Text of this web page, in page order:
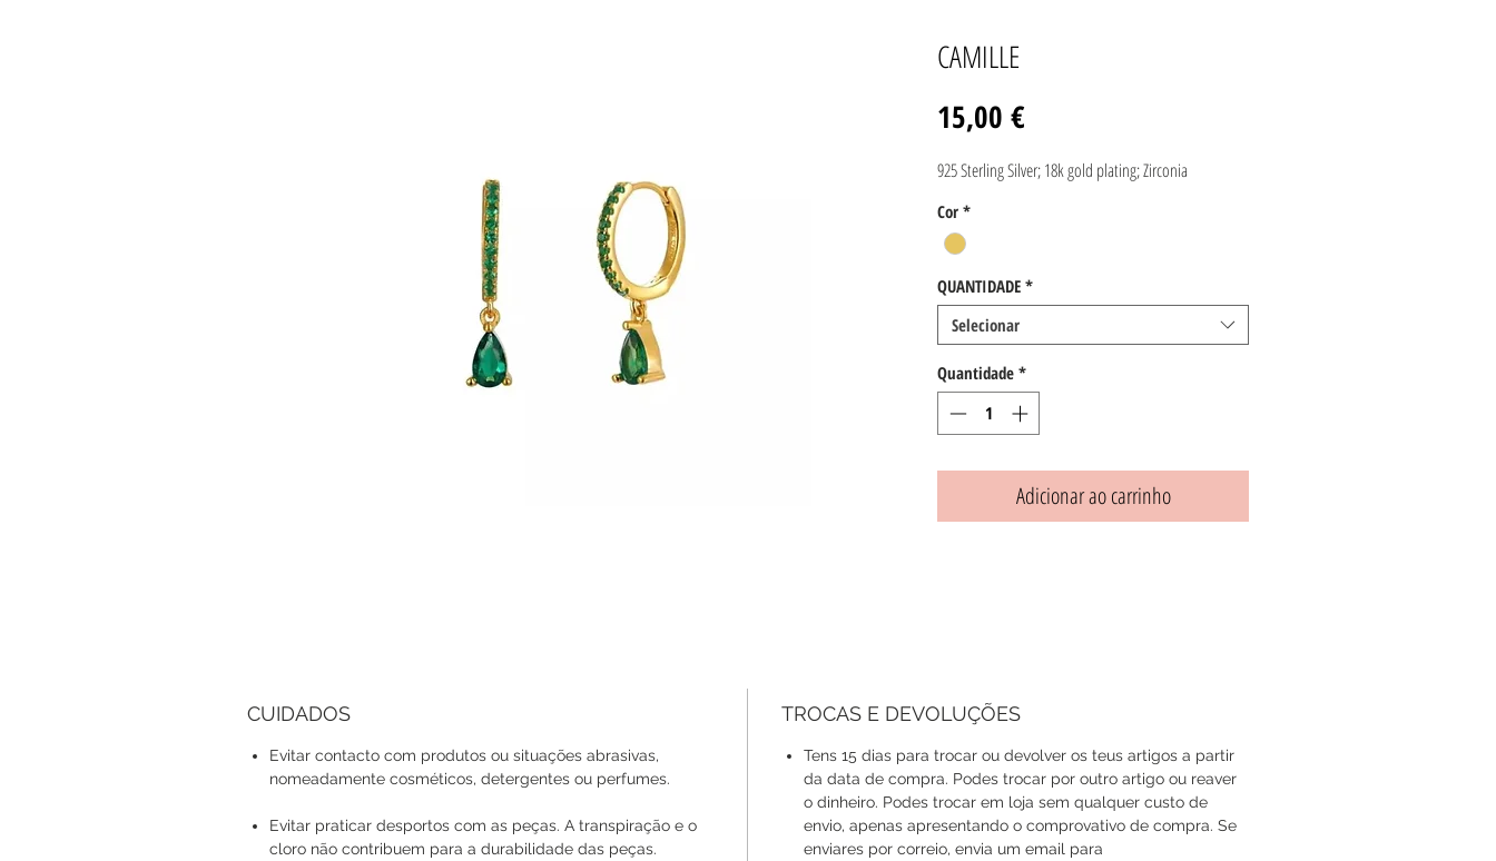
CAMILLE
15,00 €
925 Sterling Silver; 18k gold plating; Zirconia
Cor *
QUANTIDADE *
Selecionar
Quantidade *
Adicionar ao carrinho
CUIDADOS
Evitar contacto com produtos ou situações abrasivas,
nomeadamente cosméticos, detergentes ou perfumes.
Evitar praticar desportos com as peças. A transpiração e o
cloro não contribuem para a durabilidade das peças.
TROCAS E DEVOLUÇÕES
Tens 15 dias para trocar ou devolver os teus artigos a partir
da data de compra. Podes trocar por outro artigo ou reaver
o dinheiro. Podes trocar em loja sem qualquer custo de
envio, apenas apresentando o comprovativo de compra. Se
enviares por correio, envia um email para